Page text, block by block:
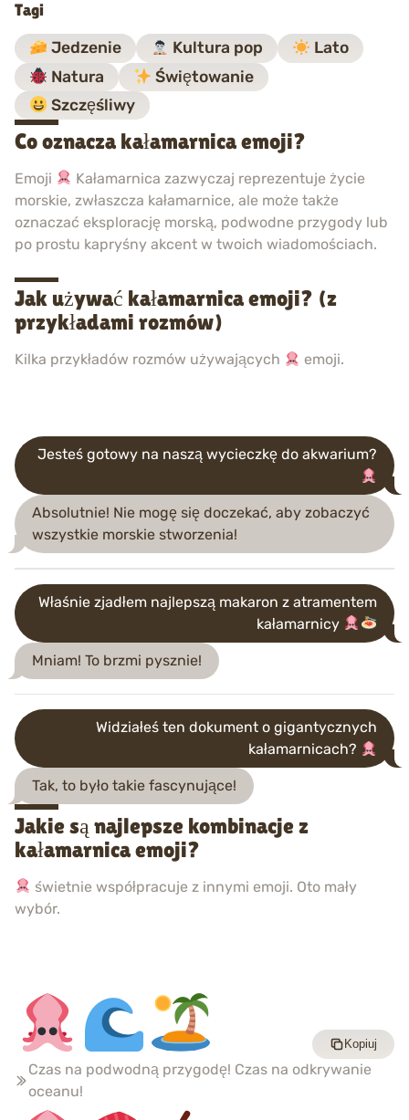
Tagi
Jedzenie Kultura pop
Lato
Natura
Świętowanie
Szczęśliwy
Co oznacza kałamarnica emoji?
Emoji
Kałamarnica zazwyczaj reprezentuje życie
morskie, zwłaszcza kałamarnice, ale może także
oznaczać eksplorację morską, podwodne przygody lub
po prostu kapryśny akcent w twoich wiadomościach.
Jak używać kałamarnica emoji? (z
przykładami rozmów)
Kilka przykładów rozmów używających emoji.
Jesteś gotowy na naszą wycieczkę do akwarium?
Absolutnie! Nie mogę się doczekać, aby zobaczyć
wszystkie morskie stworzenia!
Właśnie zjadłem najlepszą makaron z atramentem
kałamarnicy
Mniam! To brzmi pysznie!
Widziałeś ten dokument o gigantycznych
kałamarnicach?
Tak, to było takie fascynujące!
Jakie są najlepsze kombinacje z
kałamarnica emoji?
świetnie współpracuje z innymi emoji. Oto mały
wybór.
Czas na podwodną przygodę! Czas na odkrywanie
oceanu!
Kopiuj